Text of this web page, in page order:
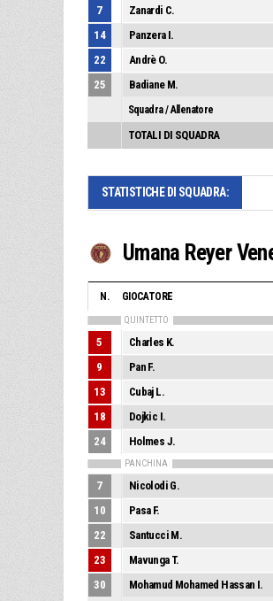
7 Zanardi C.
14 Panzera I.
22 Andrè O.
25 Badiane M.
Squadra / Allenatore
TOTALI DI SQUADRA
STATISTICHE DI SQUADRA:
Umana Reyer
N. GIOCATORE
QUINTETTO
5 Charles K.
9 Pan F.
13 Cubaj L.
18 Dojkic I.
24 Holmes J.
PANCHINA
7 Nicolodi G.
10 Pasa F.
22 Santucci M.
23 Mavunga T.
30 Mohamud Mohamed Hassan I.